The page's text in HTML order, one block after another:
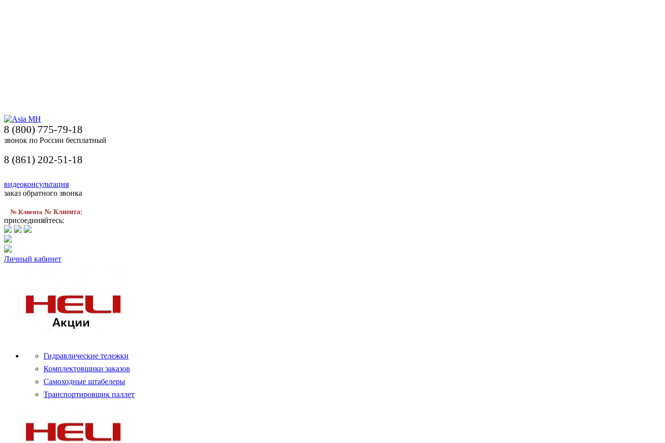
8 (800) 775-79-18
звонок по России бесплатный
8 (861) 202-51-18
видеоконсультация
заказ обратного звонка
№ Клиента № Клиента:
присоединяйтесь:
Личный кабинет
Гидравлические тележки
Комплектовщики заказов
Самоходные штабелеры
Транспортировщик паллет